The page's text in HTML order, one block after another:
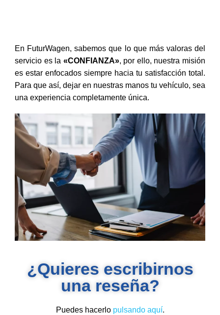
En FuturWagen, sabemos que lo que más valoras del
servicio es la «CONFIANZA», por ello, nuestra misión
es estar enfocados siempre hacia tu satisfacción total.
Para que así, dejar en nuestras manos tu vehículo, sea
una experiencia completamente única.
¿Quieres escribirnos
una reseña?
Puedes hacerlo pulsando aquí.